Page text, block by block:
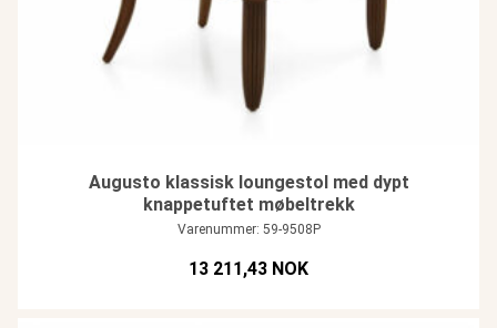
Augusto klassisk loungestol med dypt
knappetuftet møbeltrekk
Varenummer: 59-9508P
13 211,43 NOK